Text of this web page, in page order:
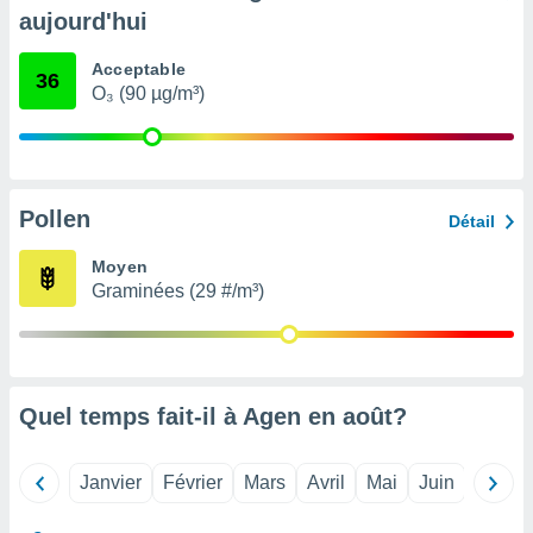
ou
de la
non
des
le
le
aujourd'hui
36 Acceptable
O₃ (90 µg/m³)
Pollen Détail
Moyen
Graminées (29 #/m³)
Quel temps fait-il à Agen en août?
Janvier Février Mars Avril Mai Juin Juillet